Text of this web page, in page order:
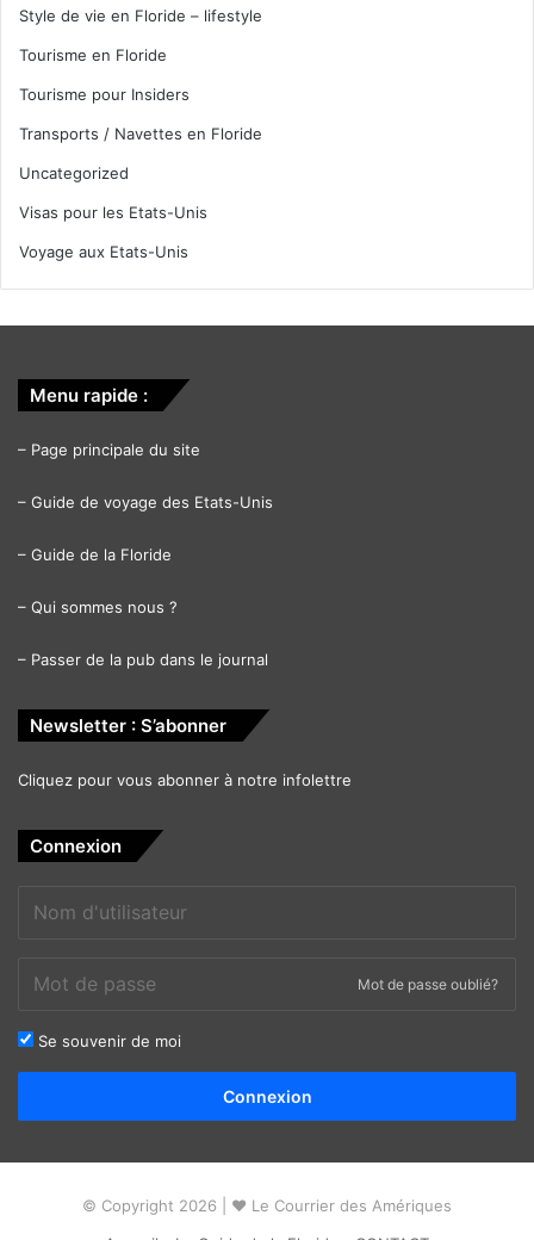
Style de vie en Floride – lifestyle
Tourisme en Floride
Tourisme pour Insiders
Transports / Navettes en Floride
Uncategorized
Visas pour les Etats-Unis
Voyage aux Etats-Unis
Menu rapide :
– Page principale du site
– Guide de voyage des Etats-Unis
– Guide de la Floride
– Qui sommes nous ?
– Passer de la pub dans le journal
Newsletter : S’abonner
Cliquez pour vous abonner à notre infolettre
Connexion
Mot de passe oublié?
Se souvenir de moi
Connexion
© Copyright 2026 | ❤ Le Courrier des Amériques